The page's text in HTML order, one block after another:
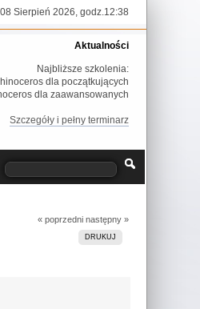
08 Sierpień 2026, godz.12:38
Aktualności
Najbliższe szkolenia:
dla początkujących
dla zaawansowanych
Szczegóły i pełny terminarz
« poprzedni następny »
DRUKUJ